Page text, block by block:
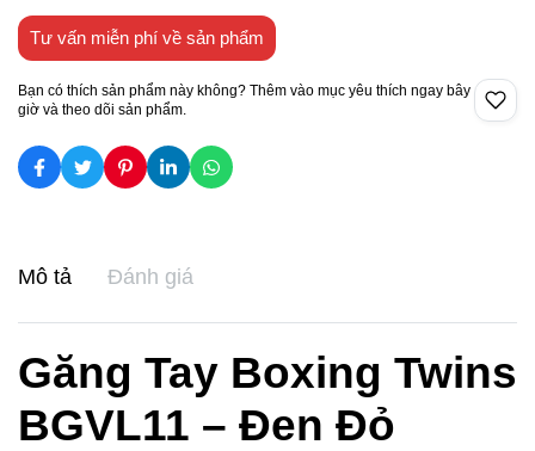
Tư vấn miễn phí về sản phẩm
Bạn có thích sản phẩm này không? Thêm vào mục yêu thích ngay bây
giờ và theo dõi sản phẩm.
Mô tả Đánh giá
Găng Tay Boxing Twins
BGVL11 – Đen Đỏ